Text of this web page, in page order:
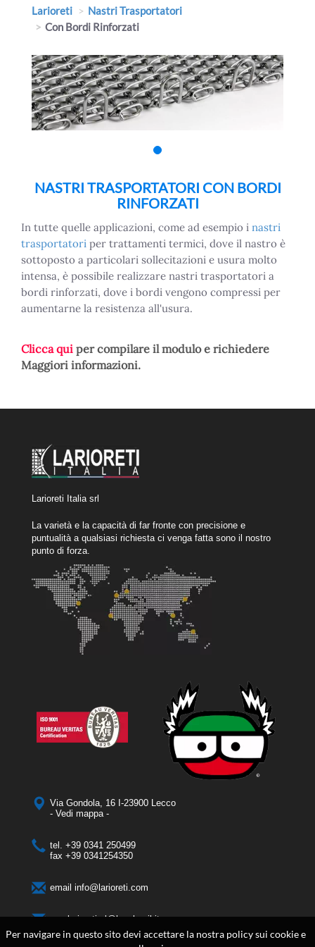
Larioreti
Nastri Trasportatori
Con Bordi Rinforzati
NASTRI TRASPORTATORI CON BORDI
RINFORZATI
In tutte quelle applicazioni, come ad esempio i nastri
trasportatori per trattamenti termici, dove il nastro è
sottoposto a particolari sollecitazioni e usura molto
intensa, è possibile realizzare nastri trasportatori a
bordi rinforzati, dove i bordi vengono compressi per
aumentarne la resistenza all'usura.
Clicca qui per compilare il modulo e richiedere
Maggiori informazioni.
Larioreti Italia srl
La varietà e la capacità di far fronte con precisione e
puntualità a qualsiasi richiesta ci venga fatta sono il nostro
punto di forza.
Via Gondola, 16 I-23900 Lecco
- Vedi mappa -
tel. +39 0341 250499
fax +39 0341254350
email info@larioreti.com
peclarioretisrl@legalmail.it
Per navigare in questo sito devi accettare la nostra policy sui cookie e